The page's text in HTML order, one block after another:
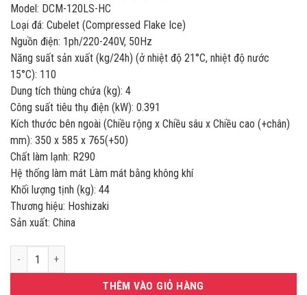
Model: DCM-120LS-HC
Loại đá: Cubelet (Compressed Flake Ice)
Nguồn điện: 1ph/220-240V, 50Hz
Năng suất sản xuất (kg/24h) (ở nhiệt độ 21°C, nhiệt độ nước
15°C): 110
Dung tích thùng chứa (kg): 4
Công suất tiêu thụ điện (kW): 0.391
Kích thước bên ngoài (Chiều rộng x Chiều sâu x Chiều cao (+chân)
mm): 350 x 585 x 765(+50)
Chất làm lạnh: R290
Hệ thống làm mát Làm mát bằng không khí
Khối lượng tịnh (kg): 44
Thương hiệu: Hoshizaki
Sản xuất: China
Máy làm đá và nước đá có nút nhân Hoshizaki DCM-120LS-P-HC số
THÊM VÀO GIỎ HÀNG